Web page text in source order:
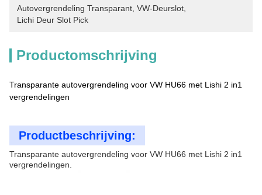
Autovergrendeling Transparant VW-Deurslot
Lichi Deur Slot Pick
Productomschrijving
Transparante autovergrendeling voor VW HU66 met Lishi 2 in1
vergrendelingen
Productbeschrijving:
Transparante autovergrendeling voor VW HU66 met Lishi 2 in1
vergrendelingen.